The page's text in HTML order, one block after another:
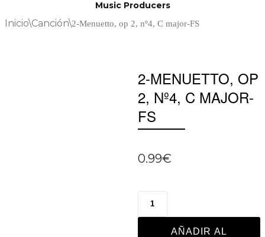
Music Producers
Inicio\Canción\2-Menuetto, op 2, nº4, C major-FS
2-MENUETTO, OP
2, Nº4, C MAJOR-
FS
0.99€
AÑADIR AL